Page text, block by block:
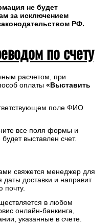
не будет
за исключением
РФ.
по счету
расчетом, при
оплаты «Выставить
поле ФИО
все поля формы и
выставлен счет.
свяжется менеджер для
даты доставки и направит
почту.
в любом
онлайн-банкинга,
указанные в счете.